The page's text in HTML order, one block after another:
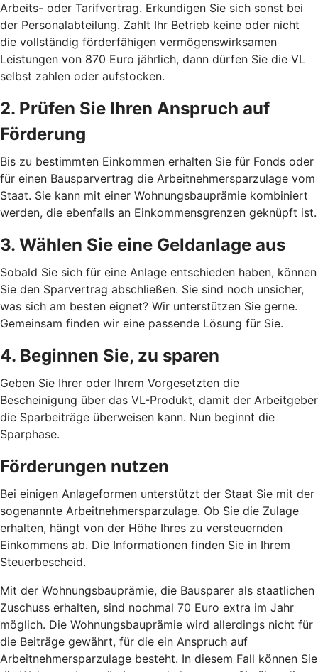
Arbeits- oder Tarifvertrag. Erkundigen Sie sich sonst bei
der Personalabteilung. Zahlt Ihr Betrieb keine oder nicht
die vollständig förderfähigen vermögenswirksamen
Leistungen von 870 Euro jährlich, dann dürfen Sie die VL
selbst zahlen oder aufstocken.
2. Prüfen Sie Ihren Anspruch auf
Förderung
Bis zu bestimmten Einkommen erhalten Sie für Fonds oder
für einen Bausparvertrag die Arbeitnehmersparzulage vom
Staat. Sie kann mit einer Wohnungsbauprämie kombiniert
werden, die ebenfalls an Einkommensgrenzen geknüpft ist.
3. Wählen Sie eine Geldanlage aus
Sobald Sie sich für eine Anlage entschieden haben, können
Sie den Sparvertrag abschließen. Sie sind noch unsicher,
was sich am besten eignet? Wir unterstützen Sie gerne.
Gemeinsam finden wir eine passende Lösung für Sie.
4. Beginnen Sie, zu sparen
Geben Sie Ihrer oder Ihrem Vorgesetzten die
Bescheinigung über das VL-Produkt, damit der Arbeitgeber
die Sparbeiträge überweisen kann. Nun beginnt die
Sparphase.
Förderungen nutzen
Bei einigen Anlageformen unterstützt der Staat Sie mit der
sogenannte Arbeitnehmersparzulage. Ob Sie die Zulage
erhalten, hängt von der Höhe Ihres zu versteuernden
Einkommens ab. Die Informationen finden Sie in Ihrem
Steuerbescheid.
Mit der Wohnungsbauprämie, die Bausparer als staatlichen
Zuschuss erhalten, sind nochmal 70 Euro extra im Jahr
möglich. Die Wohnungsbauprämie wird allerdings nicht für
die Beiträge gewährt, für die ein Anspruch auf
Arbeitnehmersparzulage besteht. In diesem Fall können Sie